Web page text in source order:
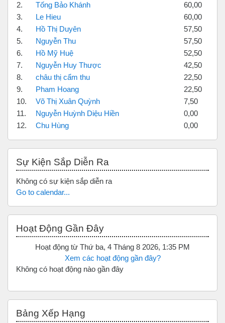
2.
Tống Bảo Khánh
60,00
3.
Le Hieu
60,00
4.
Hồ Thị Duyên
57,50
5.
Nguyễn Thu
57,50
6.
Hồ Mỹ Huệ
52,50
7.
Nguyễn Huy Thược
42,50
8.
châu thị cẩm thu
22,50
9.
Pham Hoang
22,50
10.
Võ Thị Xuân Quỳnh
7,50
11.
Nguyễn Huỳnh Diệu Hiền
0,00
12.
Chu Hùng 0,00
Sự Kiện Sắp Diễn Ra
Không có sự kiện sắp diễn ra
Go to calendar...
Hoạt Động Gần Đây
Hoạt động từ Thứ ba, 4 Tháng 8 2026, 1:35 PM
Xem các hoạt động gần đây?
Không có hoạt động nào gần đây
Bảng Xếp Hạng